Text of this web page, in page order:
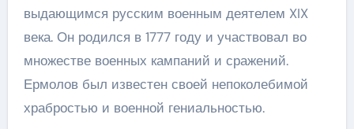
выдающимся русским военным деятелем XIX
века. Он родился в 1777 году и участвовал во
множестве военных кампаний и сражений.
Ермолов был известен своей непоколебимой
храбростью и военной гениальностью.